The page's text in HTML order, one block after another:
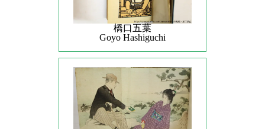
橋口五葉
Goyo Hashiguchi